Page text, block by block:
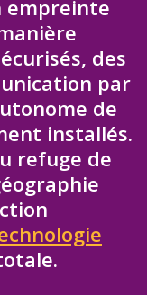
empreinte
des
par
de
installés.
refuge de